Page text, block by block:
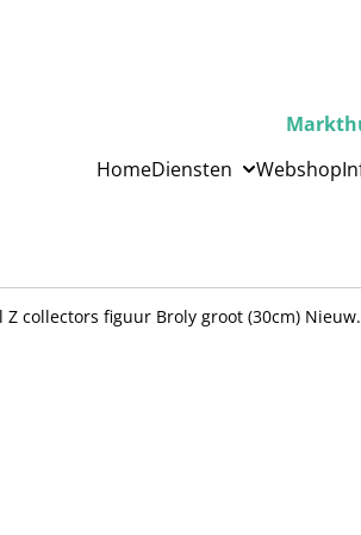
HomeDiensten Webshop
Z collectors figuur Broly groot (30cm) Nieuw.